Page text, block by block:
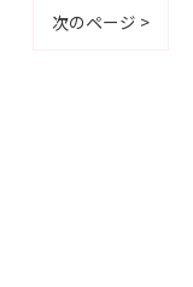
次のページ >